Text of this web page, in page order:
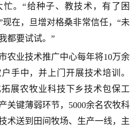
。“给种子、教技术，有了困
在，旦增对格桑非常信任，“未
都要试试。”
业技术推广中心每年将10万余
手中，并上门开展技术培训。
展农牧业科技下乡技术包保工
关键薄弱环节，5000余名农牧科
术送到田间牧场、生产一线，主